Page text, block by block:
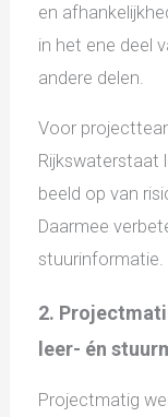
en
in het ene deel
andere delen.
Voor
Rijkswaterstaat
beeld op van
Daarmee
stuurinformatie.
2.
leer- én
Projectmatig